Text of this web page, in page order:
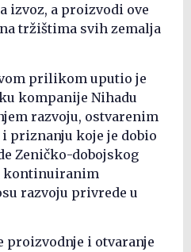
izvoz, a proizvodi ove
tržištima svih zemalja
prilikom uputio je
kompanije Nihadu
razvoju, ostvarenim
priznanju koje je dobio
Zeničko-dobojskog
kontinuiranim
razvoju privrede u
proizvodnje i otvaranje